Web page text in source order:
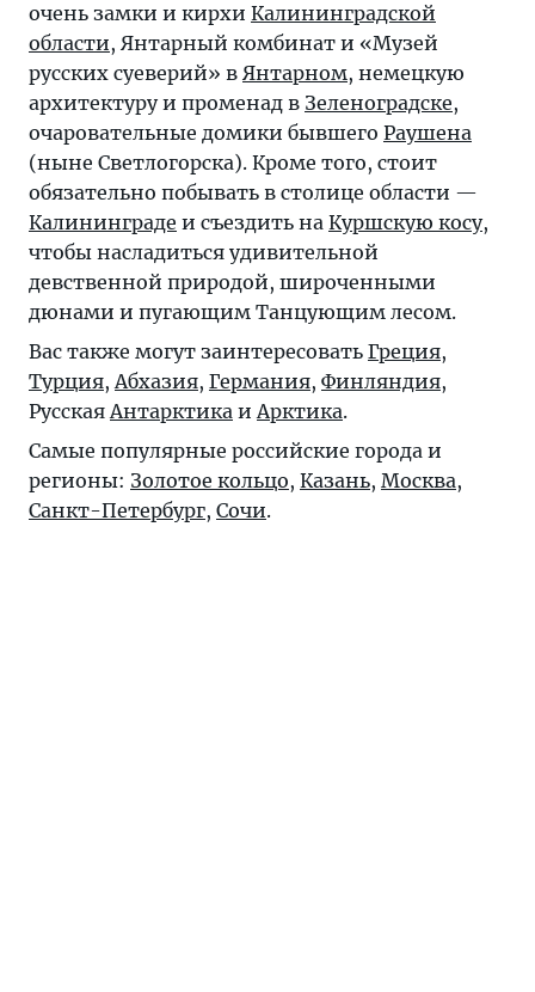
очень замки и кирхи Калининградской
области, Янтарный комбинат и «Музей
русских суеверий» в Янтарном, немецкую
архитектуру и променад в Зеленоградске,
очаровательные домики бывшего Раушена
(ныне Светлогорска). Кроме того, стоит
обязательно побывать в столице области —
Калининграде и съездить на Куршскую косу,
чтобы насладиться удивительной
девственной природой, широченными
дюнами и пугающим Танцующим лесом.
Вас также могут заинтересовать Греция,
Турция,Абхазия, Германия, Финляндия,
РусскаяАнтарктика иАрктика.
Самые популярные российские города и
регионы: Золотое кольцо, Казань, Москва,
Санкт-Петербург, Сочи.